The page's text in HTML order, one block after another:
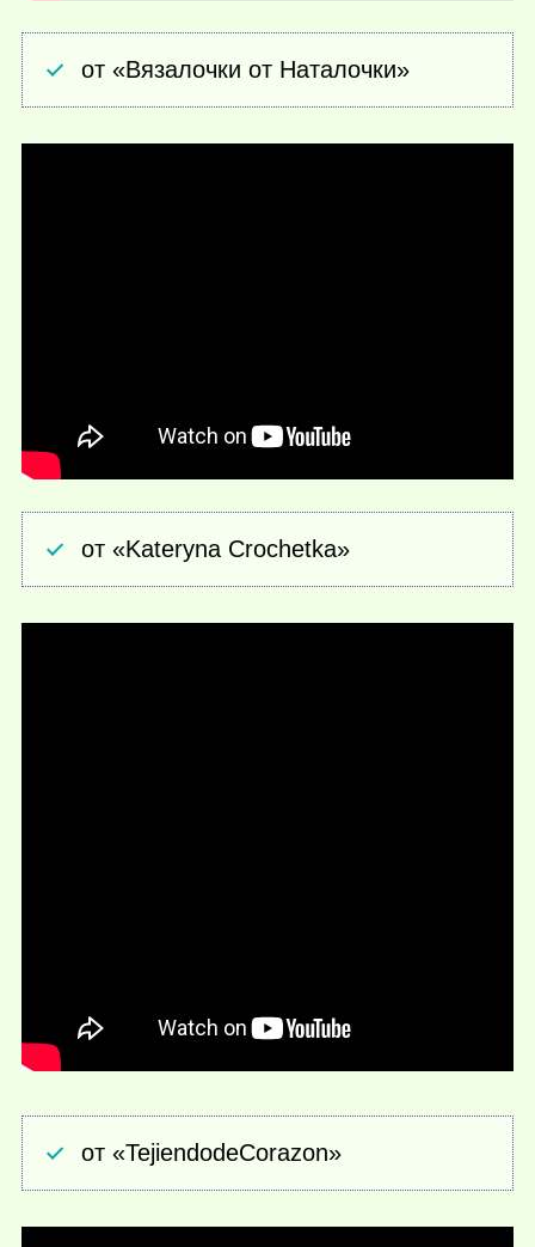
от «Вязалочки от Наталочки»
от «Kateryna Crochetka»
от «TejiendodeCorazon»